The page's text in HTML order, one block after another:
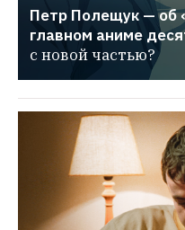
Петр Полещук — об
главном аниме
с новой частью?